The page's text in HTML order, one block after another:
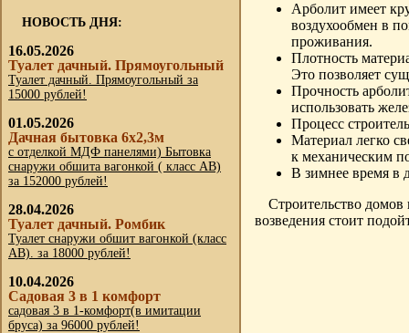
НОВОСТЬ ДНЯ:
16.05.2026
Туалет дачный. Прямоугольный
Туалет дачный. Прямоугольный за
15000 рублей!
01.05.2026
Дачная бытовка 6х2,3м
с отделкой МДФ панелями) Бытовка
снаружи обшита вагонкой ( класс АВ)
за 152000 рублей!
28.04.2026
Туалет дачный. Ромбик
Туалет снаружи обшит вагонкой (класс
АВ). за 18000 рублей!
10.04.2026
Садовая 3 в 1 комфорт
садовая 3 в 1-комфорт(в имитации
бруса) за 96000 рублей!
Арболит имеет
воздухообмен в
проживания.
Плотность
Это позволяет
Прочность
использовать
Процесс
Материал легко
к механическим
В зимнее время в
Строительство
возведения стоит